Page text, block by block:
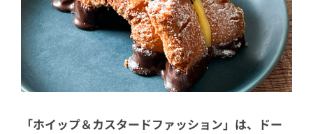
「ホイップ＆カスタードファッション」は、ドー